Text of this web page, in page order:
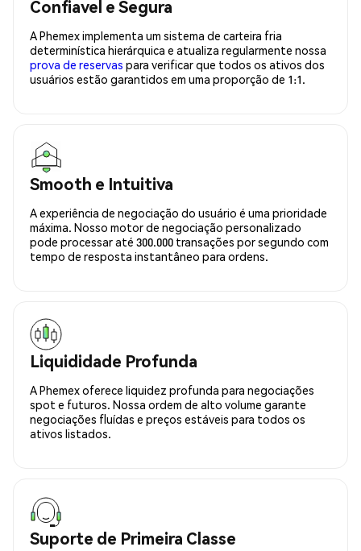
Confiavel e Segura
A Phemex implementa um sistema de carteira fria
determinística hierárquica e atualiza regularmente nossa
prova de reservas para verificar que todos os ativos dos
usuários estão garantidos em uma proporção de 1:1.
Smooth e Intuitiva
A experiência de negociação do usuário é uma prioridade
máxima. Nosso motor de negociação personalizado
pode processar até 300.000 transações por segundo com
tempo de resposta instantâneo para ordens.
Liquididade Profunda
A Phemex oferece liquidez profunda para negociações
spot e futuros. Nossa ordem de alto volume garante
negociações fluídas e preços estáveis para todos os
ativos listados.
Suporte de Primeira Classe